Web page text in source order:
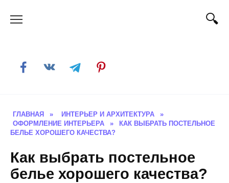
ГЛАВНАЯ » ИНТЕРЬЕР И АРХИТЕКТУРА
»
ОФОРМЛЕНИЕ ИНТЕРЬЕРА
»
КАК ВЫБРАТЬ ПОСТЕЛЬНОЕ
БЕЛЬЕ ХОРОШЕГО КАЧЕСТВА?
Как выбрать постельное
белье хорошего качества?